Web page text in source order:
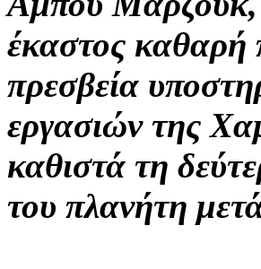
έκαστος καθαρή
πρεσβεία
εργασιών της
καθιστά τη
του πλανήτη